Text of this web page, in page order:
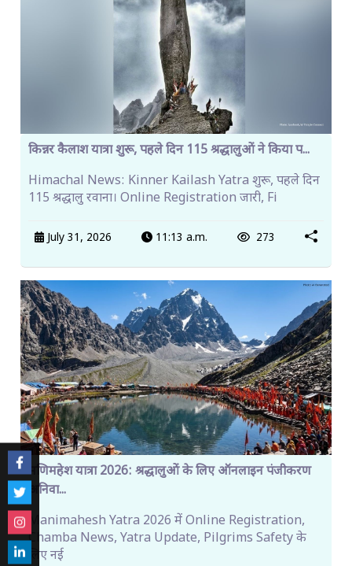
किन्नर कैलाश यात्रा शुरू, पहले दिन 115 श्रद्धालुओं ने किया प...
Himachal News: Kinner Kailash Yatra शुरू, पहले दिन
115 श्रद्धालु रवाना। Online Registration जारी, Fi
July 31, 2026 11:13 a.m. 273
मणिमहेश यात्रा 2026: श्रद्धालुओं के लिए ऑनलाइन पंजीकरण
अनिवा...
Manimahesh Yatra 2026 में Online Registration,
Chamba News, Yatra Update, Pilgrims Safety के
लिए नई